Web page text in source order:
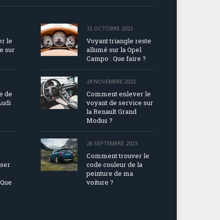
le
sur
31 OCTOBRE 2021
Voyant triangle reste
allumé sur la Opel
Campo : Que faire ?
de
28 NOVEMBRE 2021
Comment enlever le
voyant de service sur
la Renault Grand
Modus ?
26 SEPTEMBRE 2019
Comment trouver le
code couleur de la
peinture de ma
voiture ?